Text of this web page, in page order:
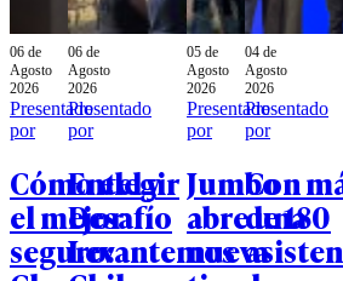
06 de
Agosto
2026
Presentado
por
Cómo elegir
el mejor
seguro:
06 de
Agosto
2026
Presentado
por
Entel y
Desafío
Levantemos
05 de
Agosto
2026
Presentado
por
Jumbo
abre una
nueva
04 de
Agosto
2026
Presentado
por
Con
de 180